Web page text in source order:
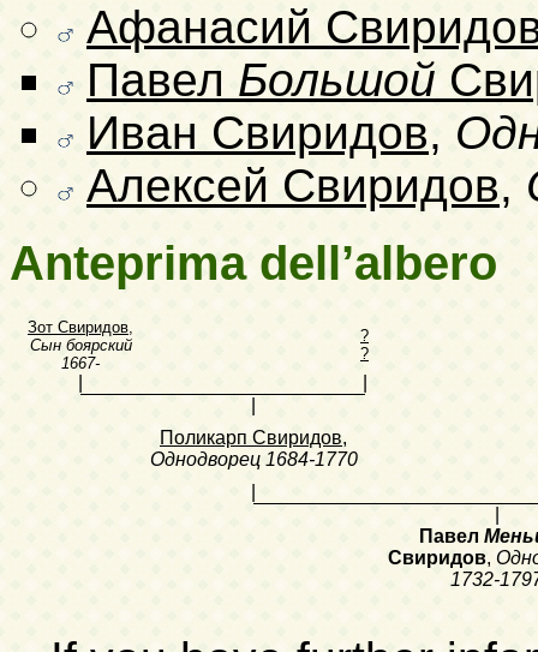
Афанасий
Павел Большой
Иван Свиридов,
Алексей Свиридов,
Anteprima dell’albero
Зот Свиридов
Сын боярский
1667-
?
?
Поликарп Свиридов,
Однодворец 1684-1770
Павел
Свиридов,
1732-